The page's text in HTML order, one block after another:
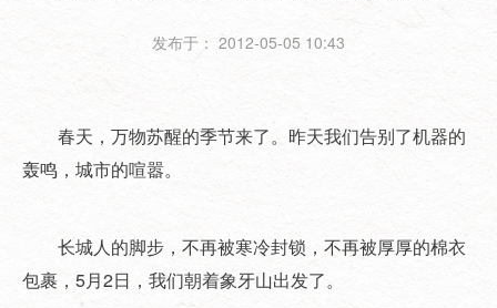
发布于： 2012-05-05 10:43
春天，万物苏醒的季节来了。昨天我们告别了机器的
轰鸣，城市的喧嚣。
长城人的脚步，不再被寒冷封锁，不再被厚厚的棉衣
包裹，5月2日，我们朝着象牙山出发了。